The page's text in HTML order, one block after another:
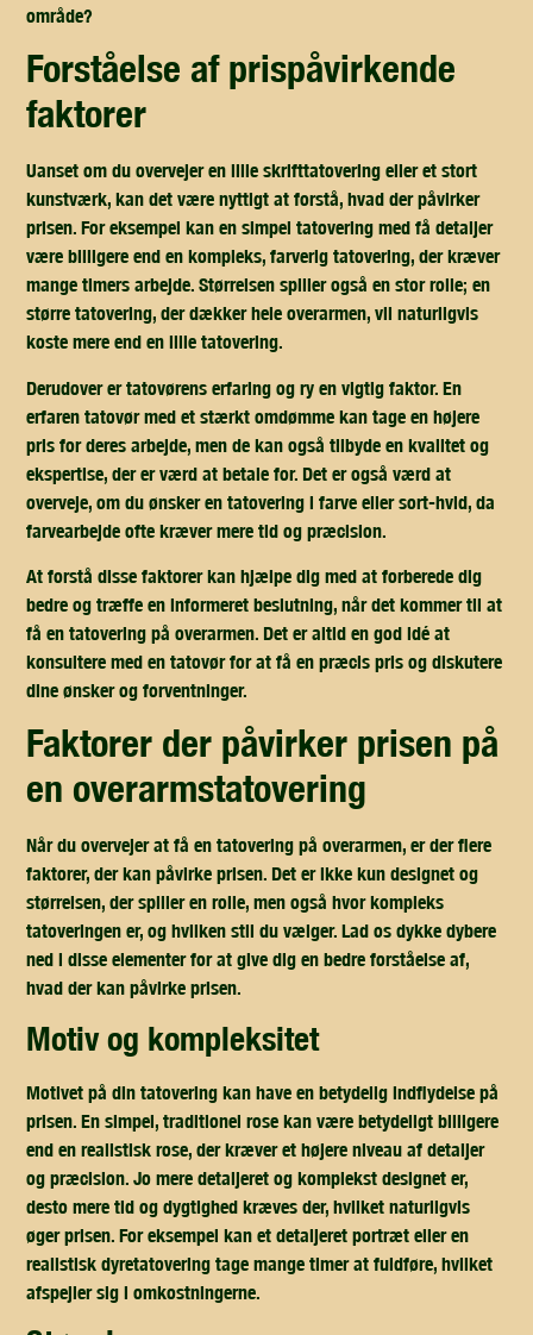
område?
forståelse af prispåvirkende
faktorer
Uanset om du overvejer en lille skrifttatovering eller et stort
kunstværk, kan det være nyttigt at forstå, hvad der påvirker
prisen. For eksempel kan en simpel tatovering med få detaljer
være billigere end en kompleks, farverig tatovering, der kræver
mange timers arbejde. Størrelsen spiller også en stor rolle; en
større tatovering, der dækker hele overarmen, vil naturligvis
koste mere end en lille tatovering.
Derudover er tatovørens erfaring og ry en vigtig faktor. En
erfaren tatovør med et stærkt omdømme kan tage en højere
pris for deres arbejde, men de kan også tilbyde en kvalitet og
ekspertise, der er værd at betale for. Det er også værd at
overveje, om du ønsker en tatovering i farve eller sort-hvid, da
farvearbejde ofte kræver mere tid og præcision.
At forstå disse faktorer kan hjælpe dig med at forberede dig
bedre og træffe en informeret beslutning, når det kommer til at
få en tatovering på overarmen. Det er altid en god idé at
konsultere med en tatovør for at få en præcis pris og diskutere
dine ønsker og forventninger.
faktorer der påvirker prisen på
en overarmstatovering
Når du overvejer at få en tatovering på overarmen, er der flere
faktorer, der kan påvirke prisen. Det er ikke kun designet og
størrelsen, der spiller en rolle, men også hvor kompleks
tatoveringen er, og hvilken stil du vælger. Lad os dykke dybere
ned i disse elementer for at give dig en bedre forståelse af,
hvad der kan påvirke prisen.
motiv og kompleksitet
Motivet på din tatovering kan have en betydelig indflydelse på
prisen. En simpel, traditionel rose kan være betydeligt billigere
end en realistisk rose, der kræver et højere niveau af detaljer
og præcision. Jo mere detaljeret og komplekst designet er,
desto mere tid og dygtighed kræves der, hvilket naturligvis
øger prisen. For eksempel kan et detaljeret portræt eller en
realistisk dyretatovering tage mange timer at fuldføre, hvilket
afspejler sig i omkostningerne.